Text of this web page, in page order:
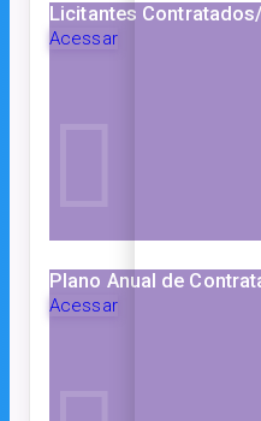
Licitantes
Acessar
Plano Anual de
Acessar